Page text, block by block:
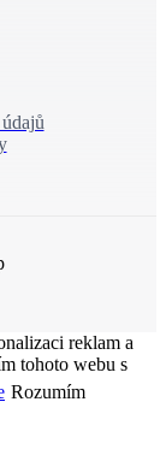
reklam a
tohoto webu s
Rozumím